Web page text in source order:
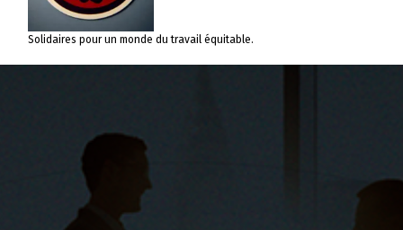
Solidaires pour un monde du travail équitable.